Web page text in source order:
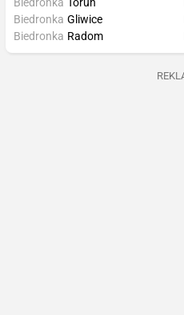
Biedronka Gliwice
Biedronka Radom